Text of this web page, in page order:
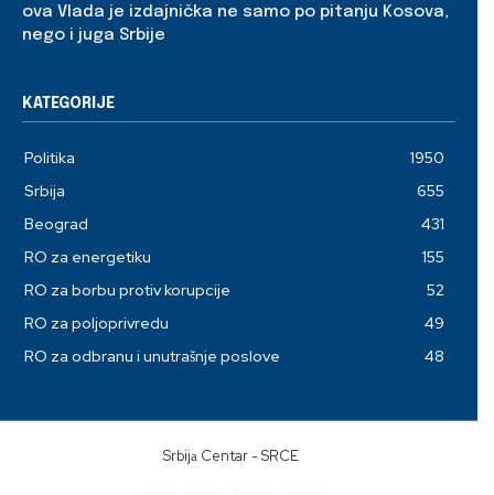
ova Vlada je izdajnička ne samo po pitanju Kosova,
nego i juga Srbije
KATEGORIJE
Politika
1950
Srbija
655
Beograd
431
RO za energetiku
155
RO za borbu protiv korupcije
52
RO za poljoprivredu
49
RO za odbranu i unutrašnje poslove
48
Srbijа Centar - SRCE